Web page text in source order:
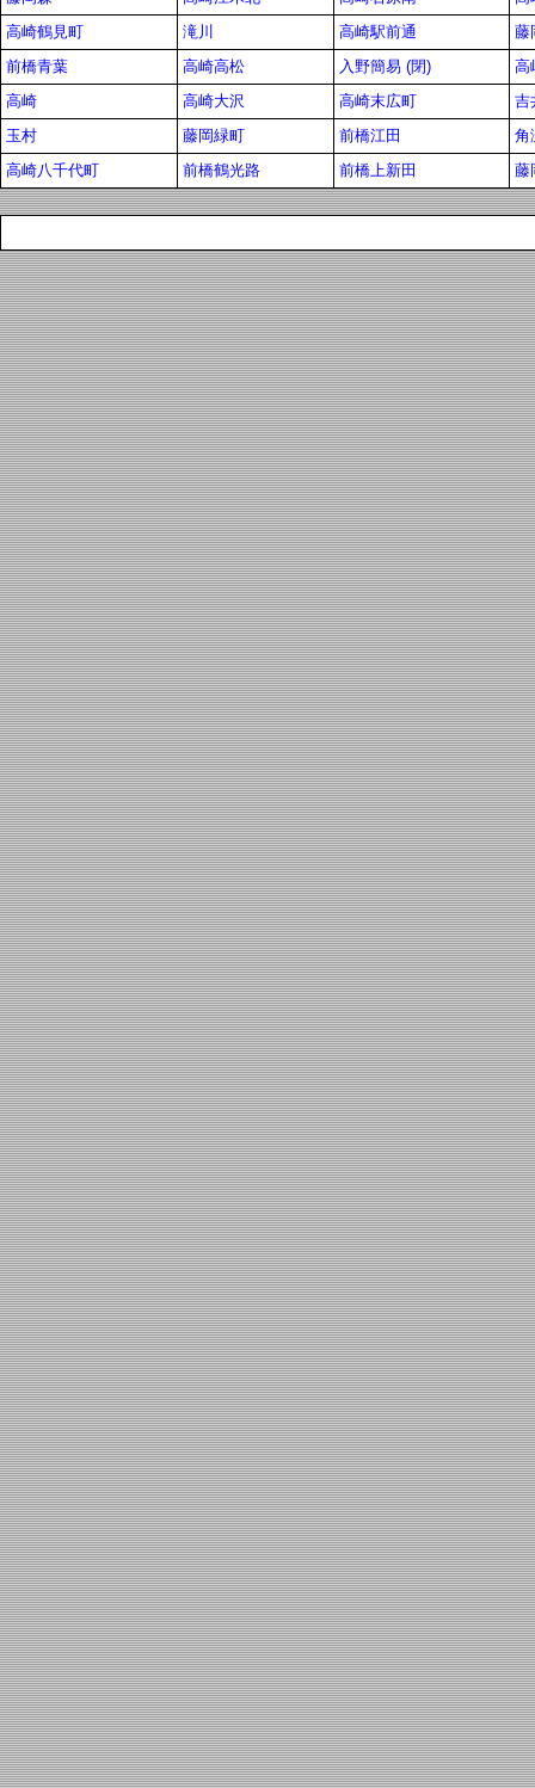
高崎鶴見町
滝川 高崎駅前通
藤
前橋青葉
高崎高松 入野簡易 (閉)
高
高崎
高崎大沢 高崎末広町
吉
玉村
藤岡緑町 前橋江田
角
高崎八千代町
前橋鶴光路 前橋上新田 藤